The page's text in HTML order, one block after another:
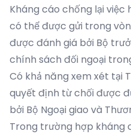
Kháng cáo chống lại
có thể được gửi trong
được đánh giá bởi Bộ
chính sách đối ngoại
Có khả năng xem xét tại
quyết định từ chối được
bởi Bộ Ngoại giao và
Trong trường hợp kháng